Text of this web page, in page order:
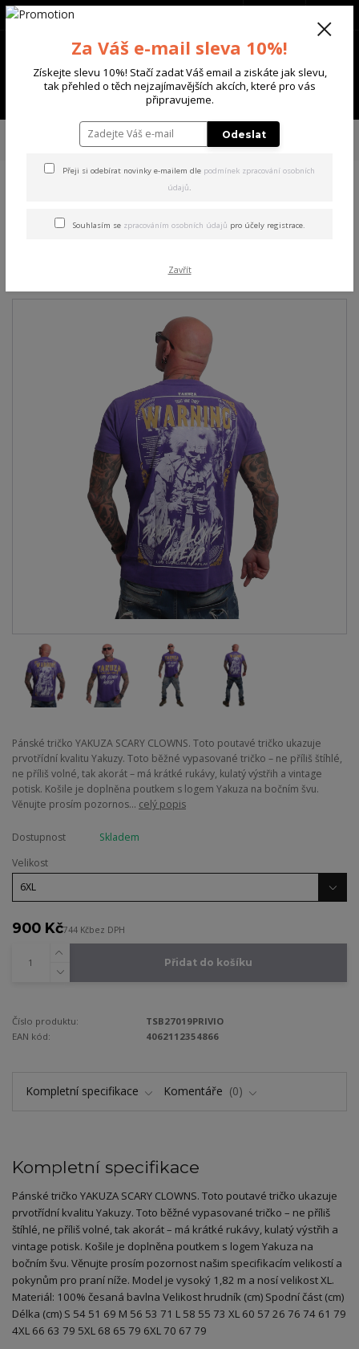
Menu
+420 702 136 620
TRIKA & TÍLKA
Yakuza pánské tričko Scary Clowns
Regular T-Shirt prism/violet 6XL
Clowns Regular T-Shirt
Pánské tričko YAKUZA SCARY CLOWNS. Toto poutavé tričko ukazuje
prvotřídní kvalitu Yakuzy. Toto běžné vypasované tričko – ne příliš štíhlé,
ne příliš volné, tak akorát – má krátké rukávy, kulatý výstřih a vintage
potisk. Košile je doplněna poutkem s logem Yakuza na bočním švu.
Věnujte prosím pozornos... celý popis
Dostupnost
Skladem
Velikost
900 Kč744 Kčbez DPH
Přidat do košíku
Číslo produktu:
TSB27019PRIVIO
EAN kód:
4062112354866
Kompletní specifikace Komentáře 0
Kompletní specifikace
Pánské tričko YAKUZA SCARY CLOWNS. Toto poutavé tričko ukazuje
prvotřídní kvalitu Yakuzy. Toto běžné vypasované tričko – ne příliš
štíhlé, ne příliš volné, tak akorát – má krátké rukávy, kulatý výstřih a
vintage potisk. Košile je doplněna poutkem s logem Yakuza na
bočním švu. Věnujte prosím pozornost našim specifikacím velikostí a
pokynům pro praní níže. Model je vysoký 1,82 m a nosí velikost XL.
Materiál: 100% česaná bavlna Velikost hrudník (cm) Spodní část (cm)
Délka (cm) S 54 51 69 M 56 53 71 L 58 55 73 XL 60 57 26 76 74 61 79
4XL 66 63 79 5XL 68 65 79 6XL 70 67 79
Za Váš e-mail sleva 10%!
Získejte slevu 10%! Stačí zadat Váš email a ziskáte jak slevu,
tak přehled o těch nejzajímavějších akcích, které pro vás
připravujeme.
Odeslat
Přeji si odebírat novinky e-mailem dle podmínek zpracování osobních
údajů.
Souhlasím se zpracováním osobních údajů pro účely registrace.
Zavřít